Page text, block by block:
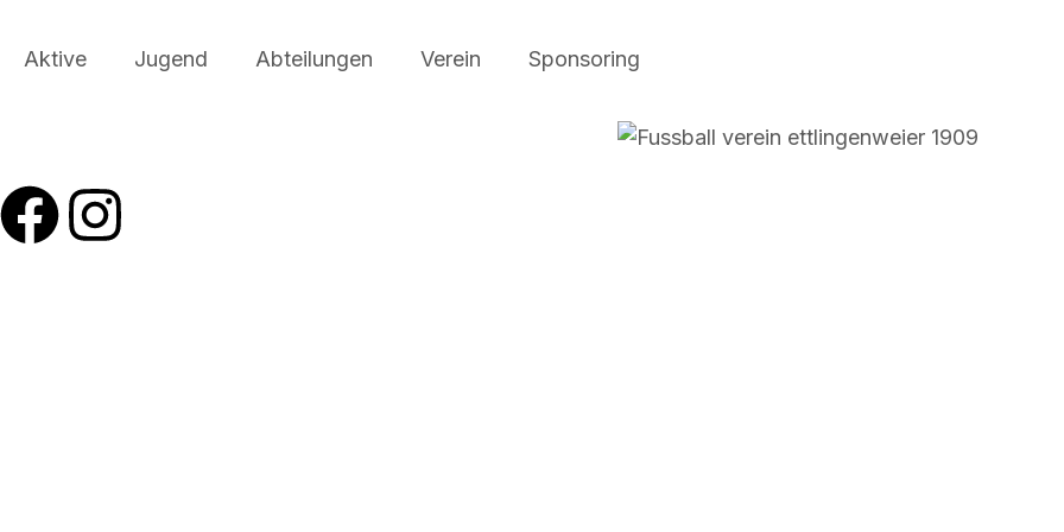
Aktive Jugend Abteilungen Verein Sponsoring